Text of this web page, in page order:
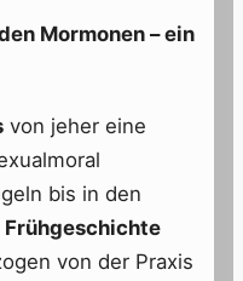
Mormonen – ein
von jeher eine
bis in den
Frühgeschichte
von der Praxis